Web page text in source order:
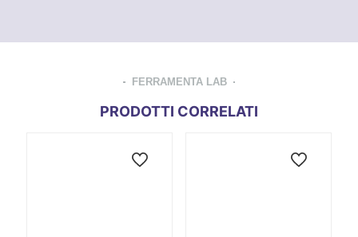
FERRAMENTA LAB
PRODOTTI CORRELATI